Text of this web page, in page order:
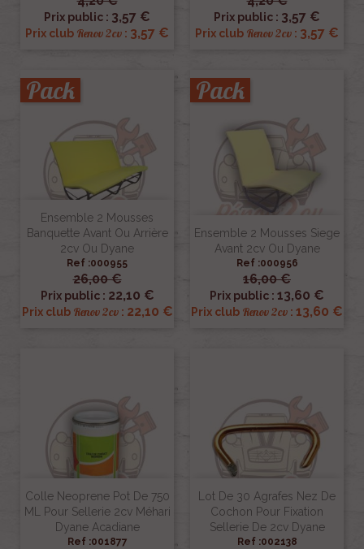
Prix public : 3,57 €
Prix club Renov 2cv : 3,57 €
Prix public : 3,57 €
Prix club Renov 2cv : 3,57 €
Ensemble 2 Mousses
Banquette Avant Ou Arrière
2cv Ou Dyane
Ref :000955
26,00 €
Prix public : 22,10 €
Prix club Renov 2cv: 22,10 €
Pack
Ensemble 2 Mousses Siege
Avant 2cv Ou Dyane
Ref :000956
16,00 €
Prix public : 13,60 €
Prix club Renov 2cv : 13,60 €
Pack
Colle Neoprene Pot De 750
ML Pour Sellerie 2cv Méhari
Dyane Acadiane
Ref :001877
Lot De 30 Agrafes Nez De
Cochon Pour Fixation
Sellerie De 2cv Dyane
Ref :002138